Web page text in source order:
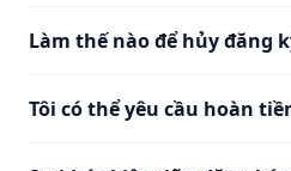
Làm thế nào để hủy đăng
Tôi có thể yêu cầu hoàn